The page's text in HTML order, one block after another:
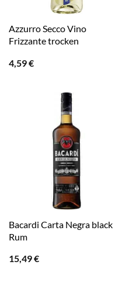
Azzurro Secco Vino
Frizzante trocken
4,59€
Bacardi Carta Negra black
Rum
15,49€